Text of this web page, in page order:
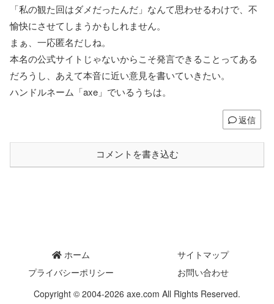
「私の観た回はダメだったんだ」なんて思わせるわけで、不
愉快にさせてしまうかもしれません。
まぁ、一応匿名だしね。
本名の公式サイトじゃないからこそ発言できることってある
だろうし、あえて本音に近い意見を書いていきたい。
ハンドルネーム「axe」でいるうちは。
返信
コメントを書き込む
ホーム
サイトマップ
プライバシーポリシー
お問い合わせ
Copyright © 2004-2026 axe.com All Rights Reserved.